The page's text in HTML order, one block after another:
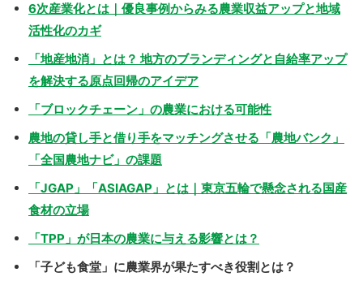
6次産業化とは｜優良事例からみる農業収益アップと地域
活性化のカギ
「地産地消」とは？ 地方のブランディングと自給率アップ
を解決する原点回帰のアイデア
「ブロックチェーン」の農業における可能性
農地の貸し手と借り手をマッチングさせる「農地バンク」
「全国農地ナビ」の課題
「JGAP」「ASIAGAP」とは｜東京五輪で懸念される国産
食材の立場
「TPP」が日本の農業に与える影響とは？
「子ども食堂」に農業界が果たすべき役割とは？